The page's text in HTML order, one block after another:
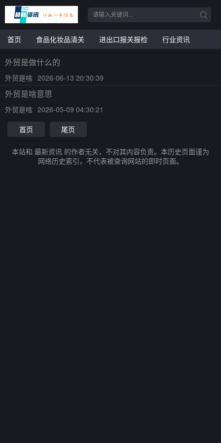
首页 食品化妆品清关 进出口报关报检 行业资讯
外贸是做什么的
外贸是啥 2026-06-13 20:30:39
外贸是啥意思
外贸是啥 2026-05-09 04:30:21
首页
尾页
本站和 最新资讯 的作者无关，不对其内容负责。本历史页面谨为
网络历史索引，不代表被查询网站的即时页面。